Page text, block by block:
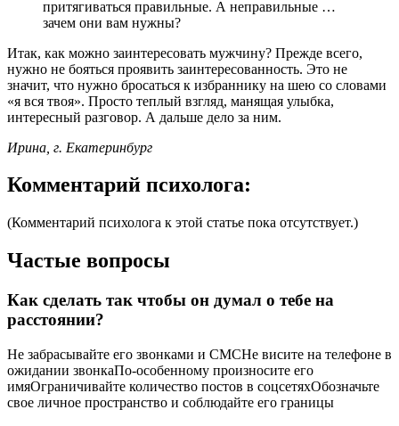
притягиваться правильные. А неправильные …
зачем они вам нужны?
Итак, как можно заинтересовать мужчину? Прежде всего,
нужно не бояться проявить заинтересованность. Это не
значит, что нужно бросаться к избраннику на шею со словами
«я вся твоя». Просто теплый взгляд, манящая улыбка,
интересный разговор. А дальше дело за ним.
Ирина, г. Екатеринбург
Комментарий психолога:
(Комментарий психолога к этой статье пока отсутствует.)
Частые вопросы
Как сделать так чтобы он думал о тебе на
расстоянии?
Не забрасывайте его звонками и СМСНе висите на телефоне в
ожидании звонкаПо-особенному произносите его
имяОграничивайте количество постов в соцсетяхОбозначьте
свое личное пространство и соблюдайте его границы